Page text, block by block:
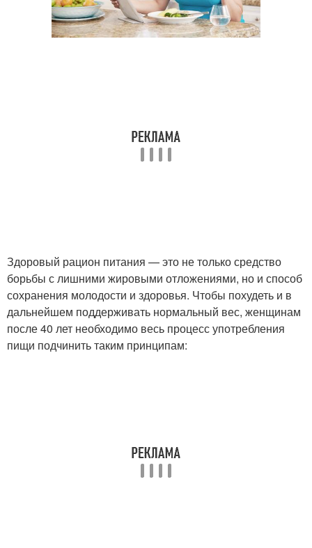
Здоровый рацион питания — это не только средство
борьбы с лишними жировыми отложениями, но и способ
сохранения молодости и здоровья. Чтобы похудеть и в
дальнейшем поддерживать нормальный вес, женщинам
после 40 лет необходимо весь процесс употребления
пищи подчинить таким принципам: